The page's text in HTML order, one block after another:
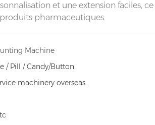
et une extension faciles,
pharmaceutiques.
Machine
/ Pill / Candy/Button
machinery overseas.